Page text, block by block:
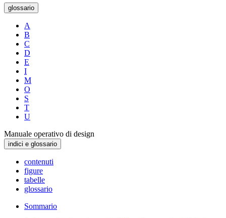
glossario
A
B
C
D
E
I
M
O
S
T
U
Manuale operativo di design
indici e glossario
contenuti
figure
tabelle
glossario
Sommario